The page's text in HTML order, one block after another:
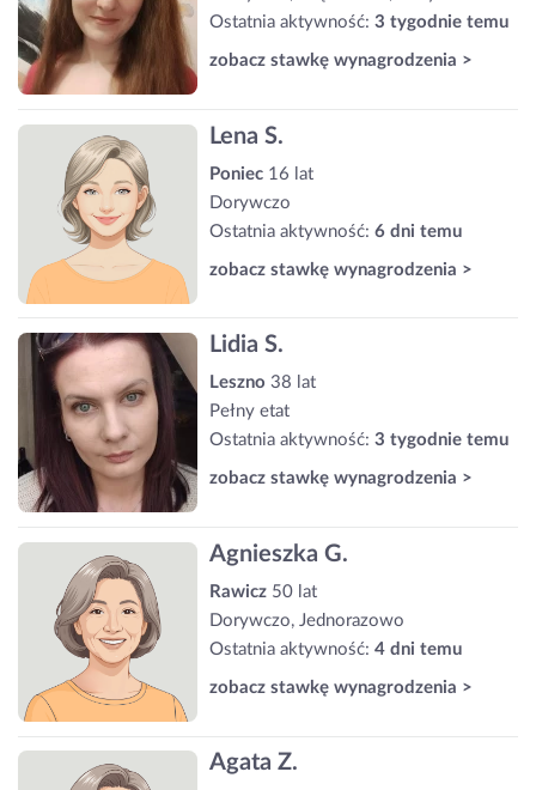
Ostatnia aktywność: 3 tygodnie temu
zobacz stawkę wynagrodzenia >
Lena S.
Poniec 16 lat
Dorywczo
Ostatnia aktywność: 6 dni temu
zobacz stawkę wynagrodzenia >
Lidia S.
Leszno 38 lat
Pełny etat
Ostatnia aktywność: 3 tygodnie temu
zobacz stawkę wynagrodzenia >
Agnieszka G.
Rawicz 50 lat
Dorywczo, Jednorazowo
Ostatnia aktywność: 4 dni temu
zobacz stawkę wynagrodzenia >
Agata Z.